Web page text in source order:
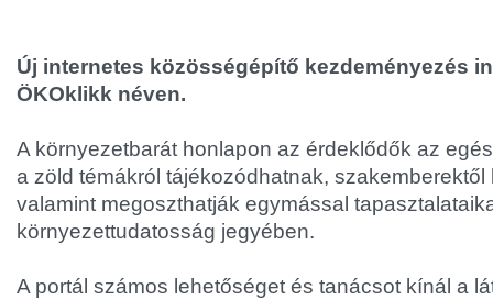
Új internetes közösségépítő kezdeményezés
ÖKOklikk néven.
A környezetbarát honlapon az érdeklődők az
a zöld témákról tájékozódhatnak, szakemberektől
valamint megoszthatják egymással
környezettudatosság jegyében.
A portál számos lehetőséget és tanácsot kínál a